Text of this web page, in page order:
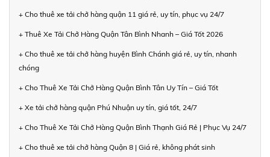
+ Cho thuê xe tải chở hàng quận 11 giá rẻ, uy tín, phục vụ 24/7
+ Thuê Xe Tải Chở Hàng Quận Tân Bình Nhanh – Giá Tốt 2026
+ Cho thuê xe tải chở hàng huyện Bình Chánh giá rẻ, uy tín, nhanh
chóng
+ Cho Thuê Xe Tải Chở Hàng Quận Bình Tân Uy Tín – Giá Tốt
+ Xe tải chở hàng quận Phú Nhuận uy tín, giá tốt, 24/7
+ Cho Thuê Xe Tải Chở Hàng Quận Bình Thạnh Giá Rẻ | Phục Vụ 24/7
+ Cho thuê xe tải chở hàng Quận 8 | Giá rẻ, không phát sinh